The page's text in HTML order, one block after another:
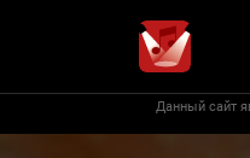
Данный сайт